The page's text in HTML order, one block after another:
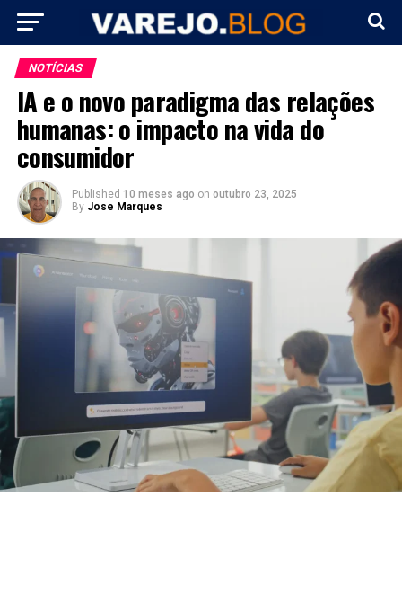
NOTÍCIAS
IA e o novo paradigma das relações
humanas: o impacto na vida do
consumidor
Published 10 meses ago on outubro 23, 2025
By Jose Marques